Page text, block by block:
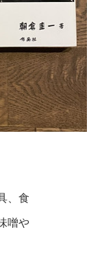
、食
噌や